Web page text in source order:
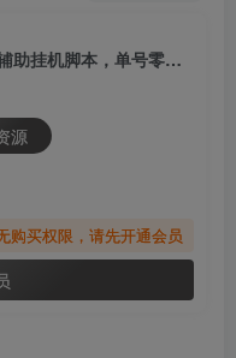
（7069期）最新量子宇宙平台协议辅助挂机脚本，单号零撸50-100+多号多撸
源
购买权限，请先开通会员